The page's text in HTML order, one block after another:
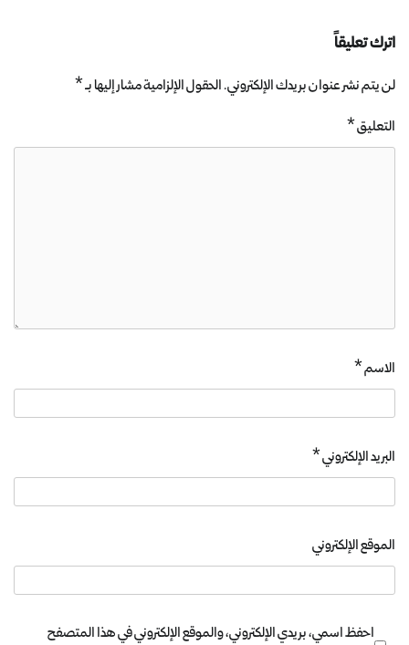
اترك تعليقاً
لن يتم نشر عنوان بريدك الإلكتروني.الحقول الإلزامية مشار إليها بـ*
التعليق*
الاسم*
البريد الإلكتروني*
الموقع الإلكتروني
احفظ اسمي، بريدي الإلكتروني، والموقع الإلكتروني في هذا المتصفح